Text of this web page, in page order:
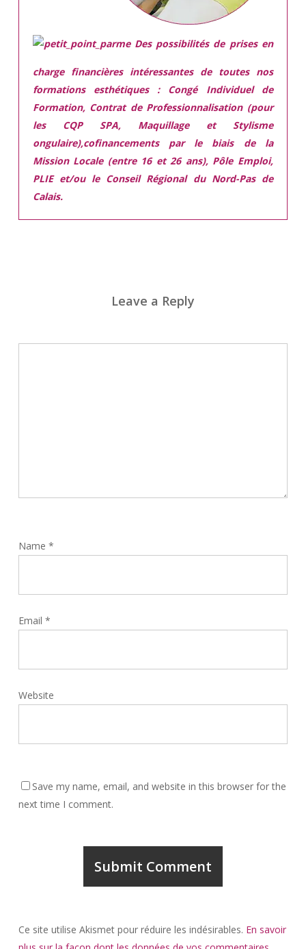
Des possibilités de prises en
charge financières intéressantes de toutes nos
formations esthétiques :Congé Individuel de
Formation, Contrat de Professionnalisation (pour
les CQP SPA, Maquillage et Stylisme
ongulaire),cofinancements par le biais de la
Mission Locale (entre 16 et 26 ans), Pôle Emploi,
PLIE et/ou le Conseil Régional du Nord-Pas de
Calais.
Leave a Reply
Name *
Email *
Website
Save my name, email, and website in this browser for the
next time I comment.
Ce site utilise Akismet pour réduire les indésirables. En savoir